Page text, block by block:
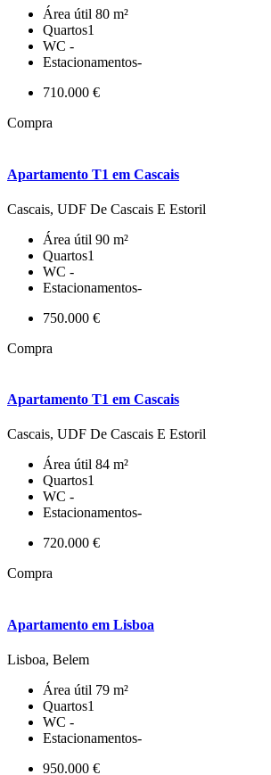
Área útil 80 m²
Quartos1
WC -
Estacionamentos-
710.000 €
Compra
Apartamento T1 em Cascais
Cascais, UDF De Cascais E Estoril
Área útil 90 m²
Quartos1
WC -
Estacionamentos-
750.000 €
Compra
Apartamento T1 em Cascais
Cascais, UDF De Cascais E Estoril
Área útil 84 m²
Quartos1
WC -
Estacionamentos-
720.000 €
Compra
Apartamento em Lisboa
Lisboa, Belem
Área útil 79 m²
Quartos1
WC -
Estacionamentos-
950.000 €